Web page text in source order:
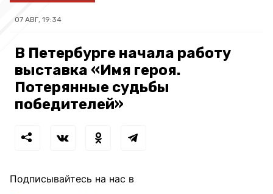
07 АВГ, 19:34
В Петербурге начала работу
выставка «Имя героя.
Потерянные судьбы
победителей»
Подписывайтесь на нас в